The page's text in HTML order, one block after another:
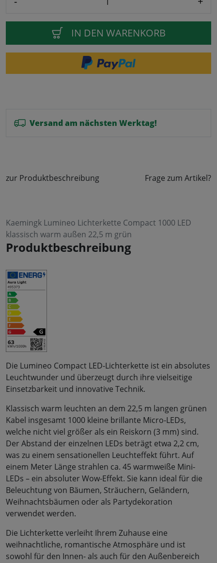
IN DEN WARENKORB
Versand am nächsten Werktag!
zur Produktbeschreibung Frage zum Artikel?
Kaemingk Lumineo Lichterkette Compact 1000 LED
klassisch warm außen 22,5 m grün
Produktbeschreibung
Die Lumineo Compact LED-Lichterkette ist ein absolutes
Leuchtwunder und überzeugt durch ihre vielseitige
Einsetzbarkeit und innovative Technik.
Klassisch warm leuchten an dem 22,5 m langen grünen
Kabel insgesamt 1000 kleine brillante Micro-LEDs,
welche nicht viel größer als ein Reiskorn (3 mm) sind.
Der Abstand der einzelnen LEDs beträgt etwa 2,2 cm,
was zu einem sensationellen Leuchteffekt führt. Auf
einem Meter Länge strahlen ca. 45 warmweiße Mini-
LEDs – ein absoluter Wow-Effekt. Sie kann ideal für die
Beleuchtung von Bäumen, Sträuchern, Geländern,
Weihnachtsbäumen oder als Partydekoration
verwendet werden.
Die Lichterkette verleiht Ihrem Zuhause eine
weihnachtliche, romantische Atmosphäre und ist
sowohl für den Innen- als auch für den Außenbereich